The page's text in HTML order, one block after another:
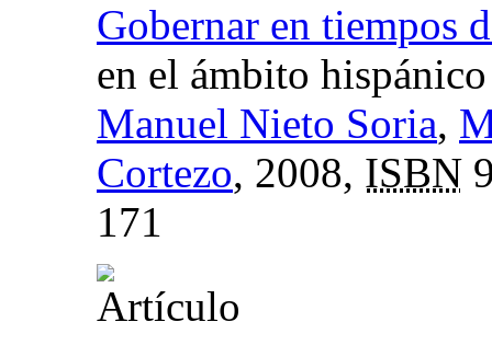
Gobernar en tiempos
en el ámbito
Manuel Nieto Soria,
Cortezo, 2008, ISBN
171